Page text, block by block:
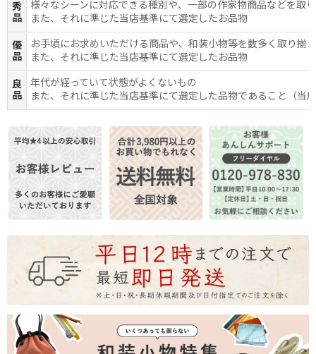
秀
品
様々なシーンに対応できる種別や、一部の作家物商品などを取
また、それに準じた当店基準にて選定したお品物
優
品
お手頃にお求めいただける商品や、和装小物等を数多く取り揃
また、それに準じた当店基準にて選定したお品物
良
品
年代が経っていて状態がよくないもの
また、それに準じた当店基準にて選定した品物であること（当